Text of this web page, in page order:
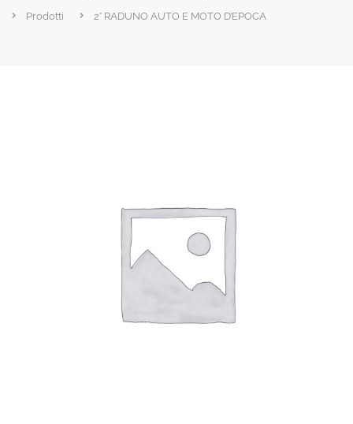
Prodotti 2° RADUNO AUTO E MOTO D’EPOCA